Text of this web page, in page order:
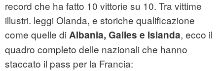
record che ha fatto 10 vittorie su 10. Tra vittime
illustri. leggi Olanda, e storiche qualificazione
come quelle di Albania, Galles e Islanda, ecco il
quadro completo delle nazionali che hanno
staccato il pass per la Francia: